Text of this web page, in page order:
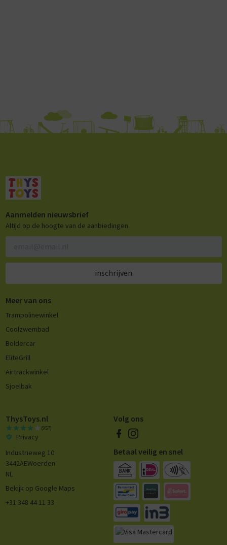
Aanmelden nieuwsbrief
Altijd op de hoogte van de aanbiedingen
inschrijven
Meer van ons
Trampolinewinkel
Coolzwembad
Boldercar
EliteGrill
Airtrackwinkel
Sjoelbak
ThysToys.nl
(957)
Privacy
Industrieweg 10
3442AEWoerden
NL
Bekijk op Google Maps
+31 348 44 11 33
Volg ons
Betaal veilig en snel